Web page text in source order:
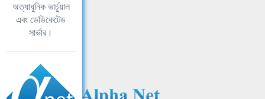
অত্যাধুনিক ভার্চুয়াল
এবং ডেডিকেটেড
সার্ভার।